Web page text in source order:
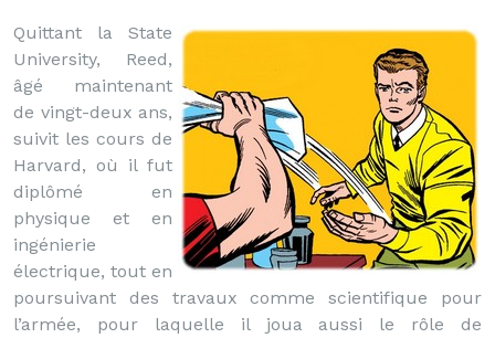
Quittant la State
University, Reed,
âgé maintenant
de vingt-deux ans,
suivit les cours de
Harvard, où il fut
diplômé en
physique et en
ingénierie
électrique, tout en
poursuivant des travaux comme scientifique pour
l’armée, pour laquelle il joua aussi le rôle de